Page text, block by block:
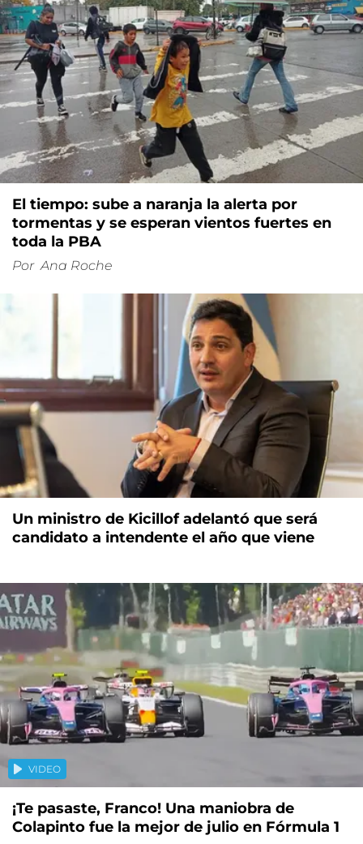
El tiempo: sube a naranja la alerta por
tormentas y se esperan vientos fuertes en
toda la PBA
Por Ana Roche
Un ministro de Kicillof adelantó que será
candidato a intendente el año que viene
VIDEO
¡Te pasaste, Franco! Una maniobra de
Colapinto fue la mejor de julio en Fórmula 1